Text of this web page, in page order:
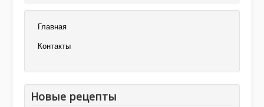
Главная
Контакты
Новые рецепты